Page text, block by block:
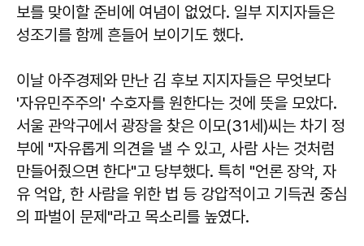
보를 맞이할 준비에 여념이 없었다. 일부 지지자들은
성조기를 함께 흔들어 보이기도 했다.
이날 아주경제와 만난 김 후보 지지자들은 무엇보다
'자유민주주의' 수호자를 원한다는 것에 뜻을 모았다.
서울 관악구에서 광장을 찾은 이모(31세)씨는 차기 정
부에 "자유롭게 의견을 낼 수 있고, 사람 사는 것처럼
만들어줬으면 한다"고 당부했다. 특히 "언론 장악, 자
유 억압, 한 사람을 위한 법 등 강압적이고 기득권 중심
의 파벌이 문제"라고 목소리를 높였다.